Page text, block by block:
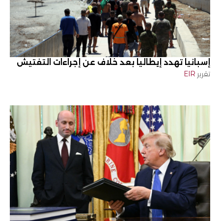
إسبانيا تهدد إيطاليا بعد خلاف عن إجراءات التفتيش
تقرير EIR